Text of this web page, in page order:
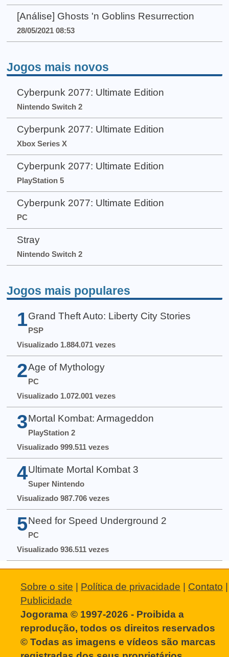
[Análise] Ghosts 'n Goblins Resurrection
28/05/2021 08:53
Jogos mais novos
Cyberpunk 2077: Ultimate Edition
Nintendo Switch 2
Cyberpunk 2077: Ultimate Edition
Xbox Series X
Cyberpunk 2077: Ultimate Edition
PlayStation 5
Cyberpunk 2077: Ultimate Edition
PC
Stray
Nintendo Switch 2
Jogos mais populares
1 Grand Theft Auto: Liberty City Stories
PSP
Visualizado 1.884.071 vezes
2 Age of Mythology
PC
Visualizado 1.072.001 vezes
3 Mortal Kombat: Armageddon
PlayStation 2
Visualizado 999.511 vezes
4 Ultimate Mortal Kombat 3
Super Nintendo
Visualizado 987.706 vezes
5 Need for Speed Underground 2
PC
Visualizado 936.511 vezes
Sobre o site | Política de privacidade | Contato |
Publicidade
Jogorama © 1997-2026 - Proibida a
reprodução, todos os direitos reservados
© Todas as imagens e vídeos são marcas